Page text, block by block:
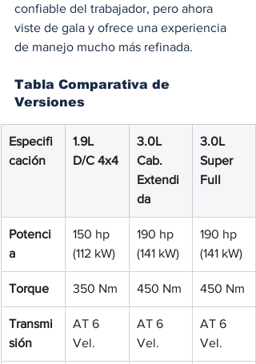
confiable del trabajador, pero ahora
viste de gala y ofrece una experiencia
de manejo mucho más refinada.
Tabla Comparativa de
Versiones
Especifi
cación
1.9L
D/C 4x4
3.0L
Cab.
Extendi
da
3.0L
Super
Full
Potenci
a
150 hp
(112 kW)
190 hp
(141 kW)
190 hp
(141 kW)
Torque 350 Nm 450 Nm 450 Nm
Transmi
sión
AT 6
Vel.
AT 6
Vel.
AT 6
Vel.